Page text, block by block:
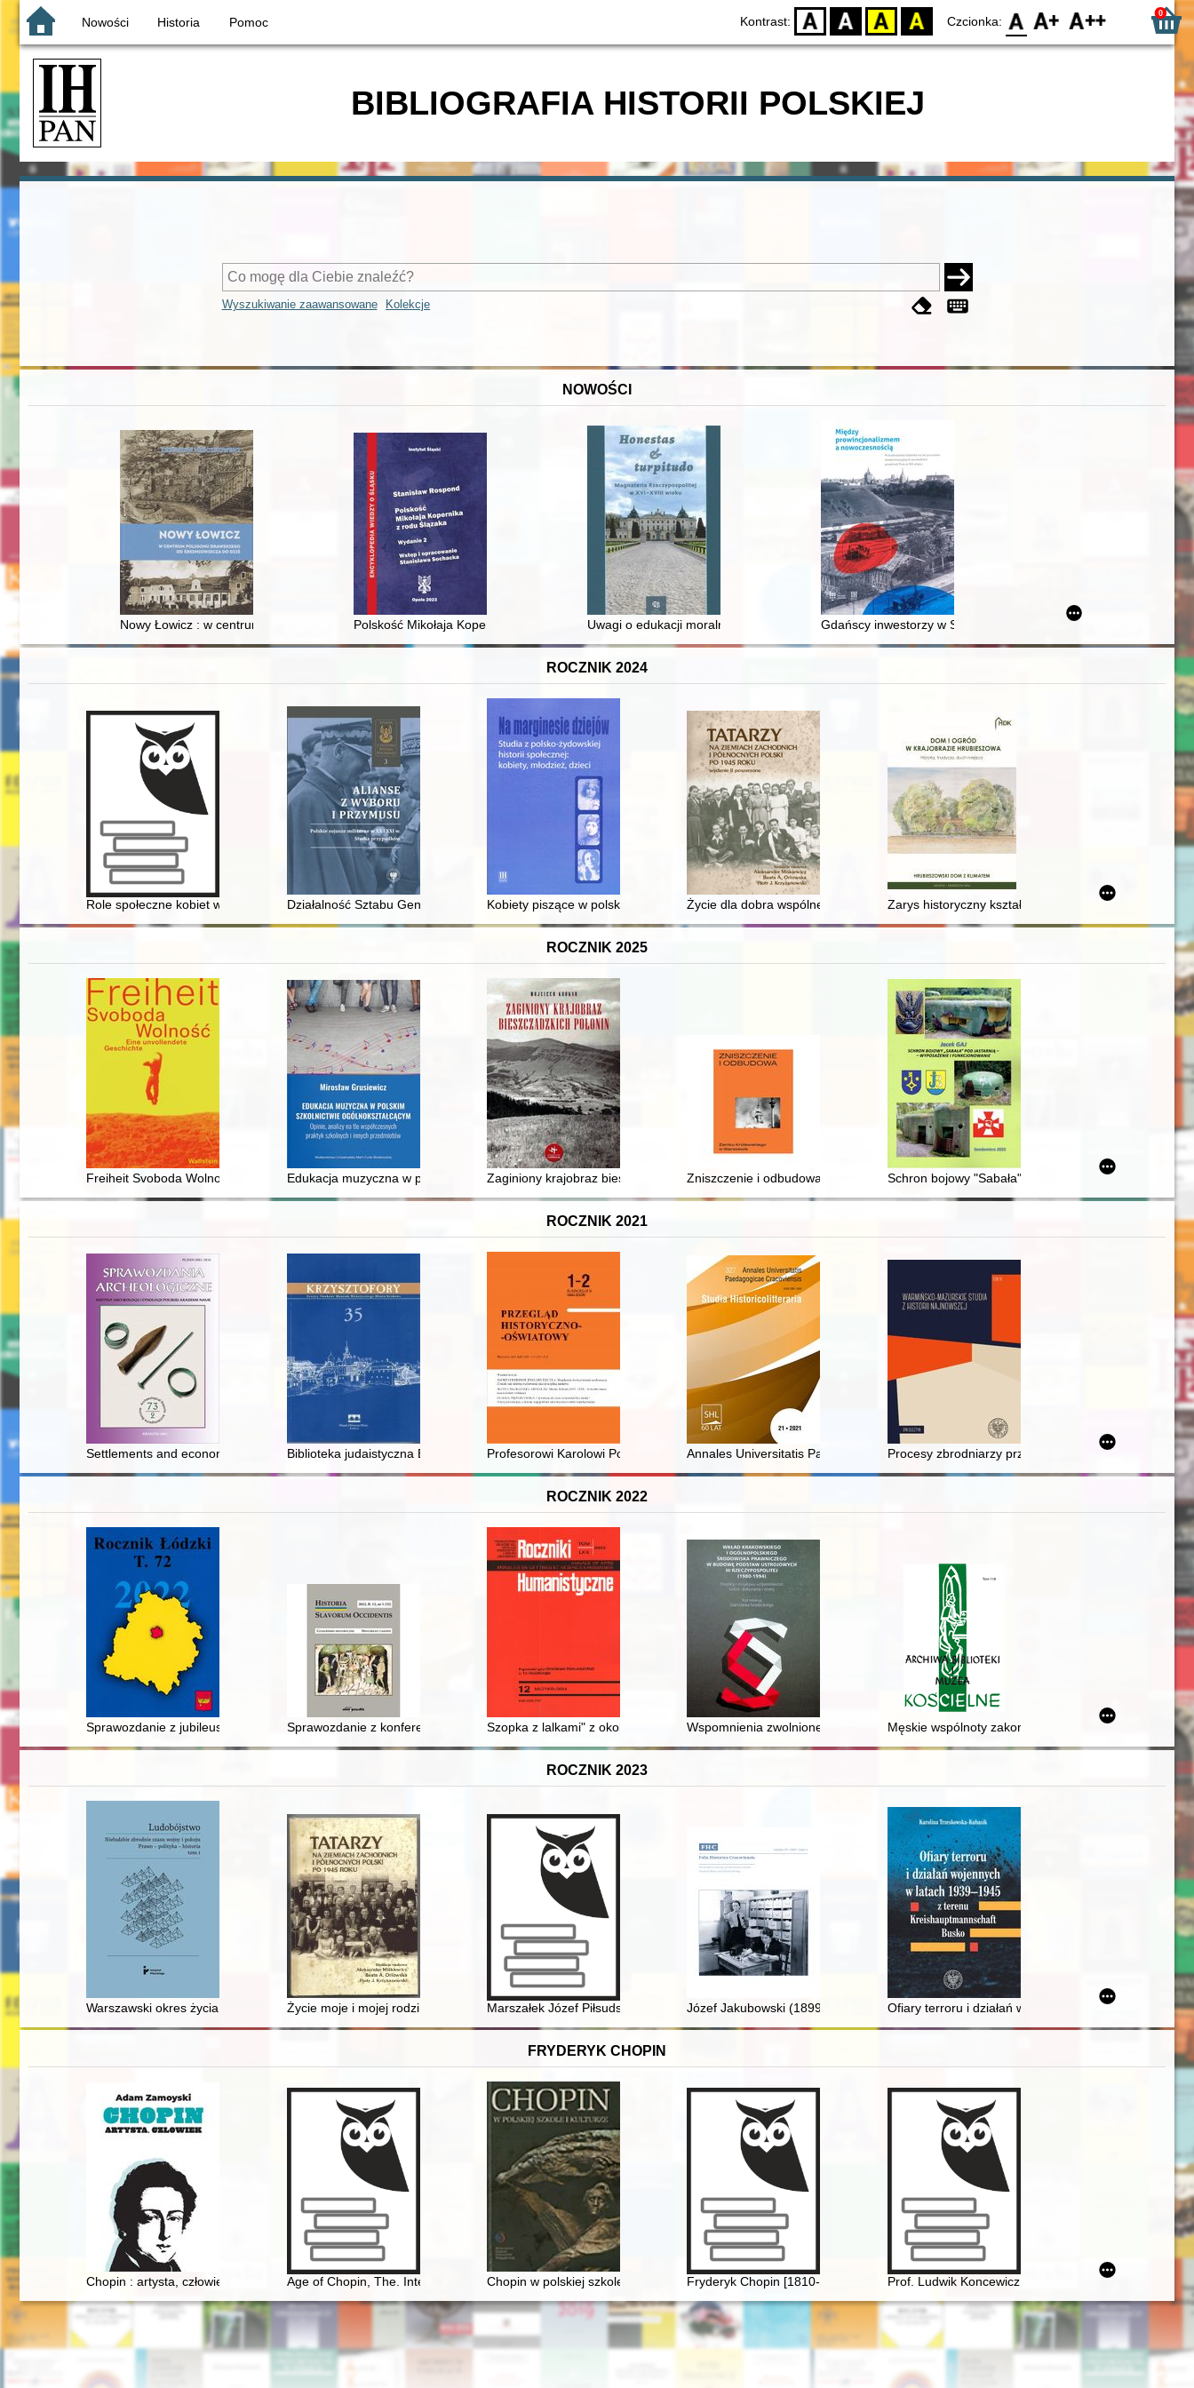
Nowości Historia Pomoc Kontrast: D BW YB BY Czcionka: F0 F1 F2 0
BIBLIOGRAFIA HISTORII POLSKIEJ
Wyszukiwanie zaawansowane Kolekcje
NOWOŚCI
Nowy Łowicz : w centrum poligonu drawskiego od średniowiecza do dziś
Polskość Mikołaja Kopernika z rodu ŚlązakaUwagi o edukacji moralnej synów szlacheckich w XVI-wiecznej Rzeczypospolitej
Gdańscy inwestorzy w Sopocie : prestiż finansowy i towarzyski
ROCZNIK 2024
Role społeczne kobiet w przestrzeni publicznej i prywatnej w prasie typu "people" na przykładzie magazynu "Viva!" w latach 1997-2001 = Social roles of women in public and private space in the
Działalność Sztabu Generalnego w ramach Układu Warszawskiego w świetle doktryn i praktyki operacyjnej
Kobiety piszące w polsko-żydowskiej contact zone
Życie dla dobra wspólnego Zarys historyczny kształtowania zabudowy
ROCZNIK 2025
Freiheit Svoboda Wolność : Eine unvollendete GeschichteEdukacja muzyczna w polskim szkolnictwie ogólnokształcącym : opinie, analizy na tle współczesnych praktyk szkolnych i innych przedmiotów
Zaginiony krajobraz bieszczadzkich połoninZniszczenie i odbudowa Zamku Królewskiego w WarszawieSchron bojowy "Sabała" pod Jastarnią - wyposażenie
ROCZNIK 2021
Settlements and economy of the Funnel Beaker Culture communities : archaeological and palynological evidence from the annually laminated lake bottom sediments (Gostynin Lake District, central
Biblioteka judaistyczna Esra w Krakowie (1899-1939)Profesorowi Karolowi Poznańskiemu w dziewięćdziesiątą rocznicę urodzin - recenzja]
Annales Universitatis Paedagogicae Cracoviensis. [T.] 21 (2021)
Procesy zbrodniarzy przed Najwyższym Trybunałem
ROCZNIK 2022
Sprawozdanie z jubileuszu profesor Jolanty Daszyńskiej, wieloletniej prezes Oddziału Łódzkiego Polskiego Towarzystwa Historycznego, Łódź, 2 grudnia 2022 r
Sprawozdanie z konferencji naukowej: 9th International Conference of the Medieval Chronicle Society (Poznań, 14–16 VII 2021 r.)
Szopka z lalkami" z okolic Padwi Narodowej : tradycyjne widowisko i jego repertuar muzyczny
Wspomnienia zwolnionego sędziego, delegata na I Krajowy Zjazd NSZZ "Solidarność"
Męskie wspólnoty zakonne w (archi)diecezji
ROCZNIK 2023
Warszawski okres życia Rafała Lemkina: 1927-1939 : o okresie, w którym wykuwała się koncepcja ochrony prawnomiędzynarodowej jednostek zagrożonych ze względu na ich przynależność do
Życie moje i mojej rodziny na ziemiach zachodnichMarszałek Józef Piłsudski : Naczelnik Państwa 1918-1922 i dwukrotny premier rządu 1926-1928, 1930
Józef Jakubowski (1899-1984) - activist in scout, community, and émigré organisations
Ofiary terroru i działań wojennych w latach 1939-
FRYDERYK CHOPIN
Chopin : artysta, człowiek Age of Chopin, The. Interdisciplinary inquiriesChopin w polskiej szkole i kulturze Fryderyk Chopin [1810-1849] i jego muzykaProf. Ludwik Koncewicz (1790-1857). Nauczyciel